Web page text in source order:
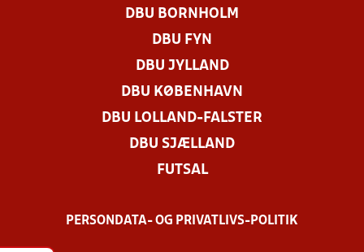
DBU BORNHOLM
DBU FYN
DBU JYLLAND
DBU KØBENHAVN
DBU LOLLAND-FALSTER
DBU SJÆLLAND
FUTSAL
PERSONDATA- OG PRIVATLIVS-POLITIK